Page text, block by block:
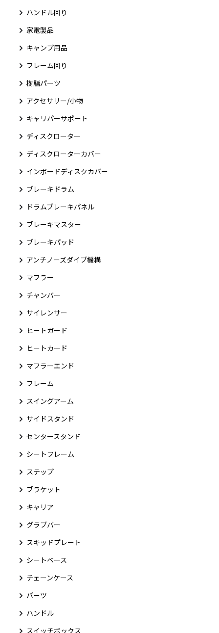
ハンドル回り
家電製品
キャンプ用品
フレーム回り
樹脂パーツ
アクセサリー/小物
キャリパーサポート
ディスクローター
ディスクローターカバー
インボードディスクカバー
ブレーキドラム
ドラムブレーキパネル
ブレーキマスター
ブレーキパッド
アンチノーズダイブ機構
マフラー
チャンバー
サイレンサー
ヒートガード
ヒートカード
マフラーエンド
フレーム
スイングアーム
サイドスタンド
センタースタンド
シートフレーム
ステップ
ブラケット
キャリア
グラブバー
スキッドプレート
シートベース
チェーンケース
パーツ
ハンドル
スイッチボックス